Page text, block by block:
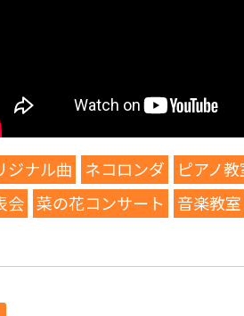
ジナル曲 ネコロンダ ピアノ教
会 菜の花コンサート 音楽教室